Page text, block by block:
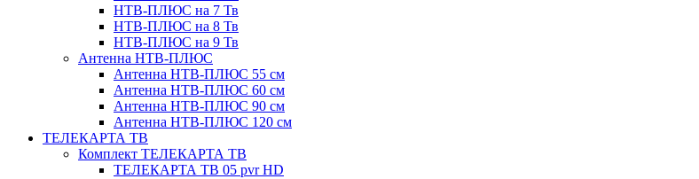
НТВ-ПЛЮС на 7 Тв
НТВ-ПЛЮС на 8 Тв
НТВ-ПЛЮС на 9 Тв
Антенна НТВ-ПЛЮС
Антенна НТВ-ПЛЮС 55 см
Антенна НТВ-ПЛЮС 60 см
Антенна НТВ-ПЛЮС 90 см
Антенна НТВ-ПЛЮС 120 см
ТЕЛЕКАРТА ТВ
Комплект ТЕЛЕКАРТА ТВ
ТЕЛЕКАРТА ТВ 05 pvr HD